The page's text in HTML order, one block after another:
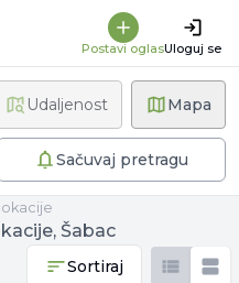
Postavi oglasUloguj se
Mapa
filterSačuvaj pretragu
Udaljenost
lokacije
Šabac
Sortiraj